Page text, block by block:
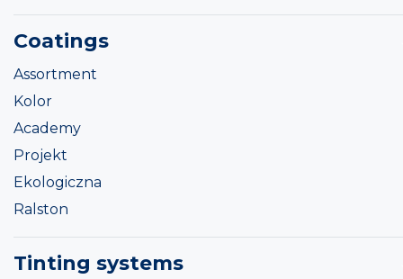
Coatings
Assortment
Kolor
Academy
Projekt
Ekologiczna
Ralston
Tinting systems